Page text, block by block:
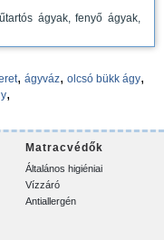
ágyak, fenyő ágyak,
, ágyváz, olcsó bükk ágy,
,
Matracvédők
Általános higiéniai
Vízzáró
Antiallergén